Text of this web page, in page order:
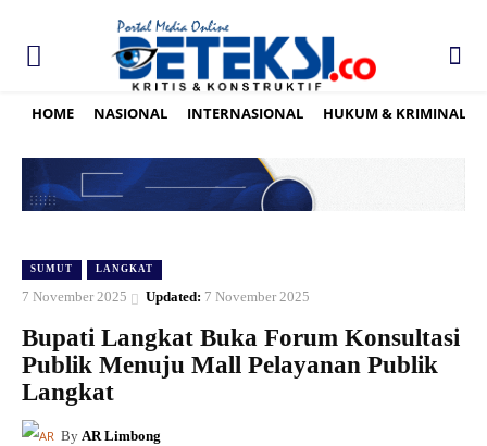
HOME NASIONAL INTERNASIONAL HUKUM & KRIMINAL
SUMUT LANGKAT
7 November 2025 Updated: 7 November 2025
Bupati Langkat Buka Forum Konsultasi
Publik Menuju Mall Pelayanan Publik
Langkat
By AR Limbong